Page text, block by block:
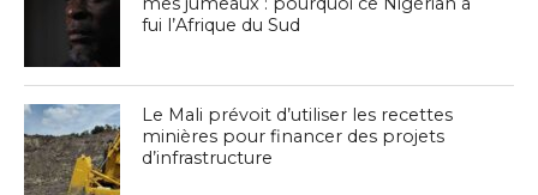
fui l’Afrique du Sud
Le Mali prévoit d’utiliser les recettes
minières pour financer des projets
d’infrastructure